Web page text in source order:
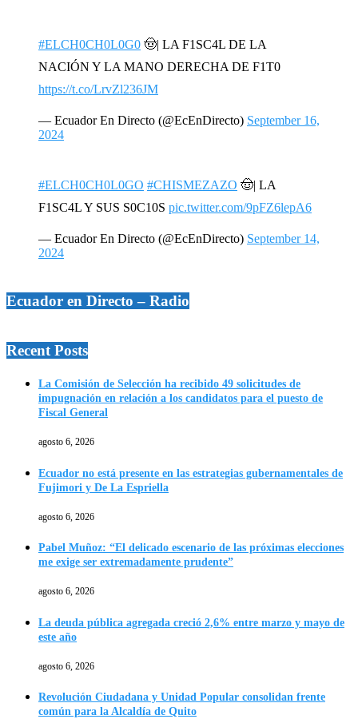
#ELCH0CH0L0G0 🤠| LA F1SC4L DE LA
NACIÓN Y LA MANO DERECHA DE F1T0
https://t.co/LrvZl236JM
— Ecuador En Directo (@EcEnDirecto) September 16,
2024
#ELCH0CH0L0GO #CHISMEZAZO 🤠| LA
F1SC4L Y SUS S0C10S pic.twitter.com/9pFZ6lepA6
— Ecuador En Directo (@EcEnDirecto) September 14,
2024
Ecuador en Directo – Radio
Recent Posts
La Comisión de Selección ha recibido 49 solicitudes de
impugnación en relación a los candidatos para el puesto de
Fiscal General
agosto 6, 2026
Ecuador no está presente en las estrategias gubernamentales de
Fujimori y De La Espriella
agosto 6, 2026
Pabel Muñoz: “El delicado escenario de las próximas elecciones
me exige ser extremadamente prudente”
agosto 6, 2026
La deuda pública agregada creció 2,6% entre marzo y mayo de
este año
agosto 6, 2026
Revolución Ciudadana y Unidad Popular consolidan frente
común para la Alcaldía de Quito